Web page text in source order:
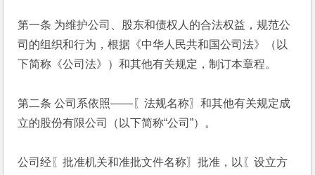
第一条 为维护公司、股东和债权人的合法权益，规范公
司的组织和行为，根据《中华人民共和国公司法》（以
下简称《公司法》）和其他有关规定，制订本章程。
第二条 公司系依照――〖法规名称〗和其他有关规定成
立的股份有限公司（以下简称“公司”）。
公司经〖批准机关和准批文件名称〗批准，以〖设立方